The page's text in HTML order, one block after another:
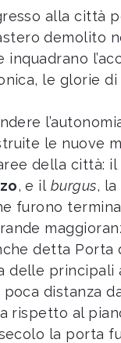
alla città
demolito
inquadrano
le glorie di
le nuove
della città: il
, e il burgus,
furono
detta Porta
delle
poca distanza
rispetto al
la porta